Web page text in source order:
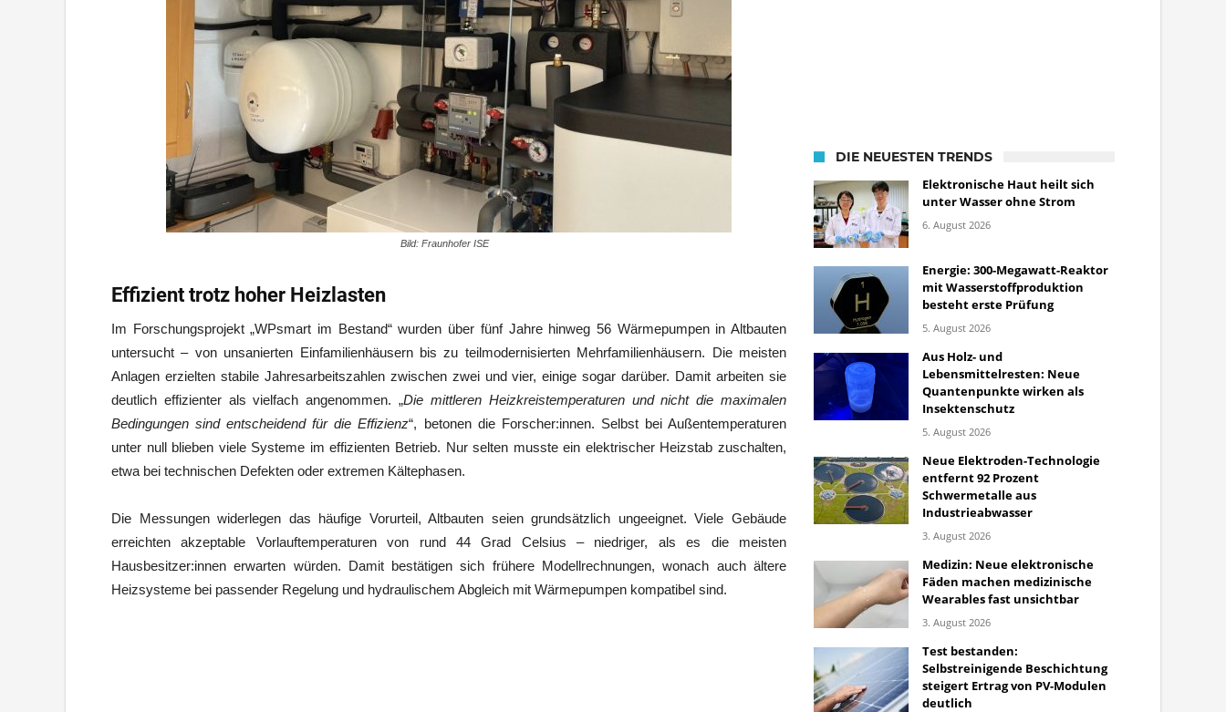
Bild: Fraunhofer ISE
Effizient trotz hoher Heizlasten
Im Forschungsprojekt „WPsmart im Bestand“ wurden über fünf Jahre hinweg 56 Wärmepumpen in Altbauten
untersucht – von unsanierten Einfamilienhäusern bis zu teilmodernisierten Mehrfamilienhäusern. Die meisten
Anlagen erzielten stabile Jahresarbeitszahlen zwischen zwei und vier, einige sogar darüber. Damit arbeiten sie
deutlich effizienter als vielfach angenommen. „Die mittleren Heizkreistemperaturen und nicht die maximalen
Bedingungen sind entscheidend für die Effizienz“, betonen die Forscher:innen. Selbst bei Außentemperaturen
unter null blieben viele Systeme im effizienten Betrieb. Nur selten musste ein elektrischer Heizstab zuschalten,
etwa bei technischen Defekten oder extremen Kältephasen.
Die Messungen widerlegen das häufige Vorurteil, Altbauten seien grundsätzlich ungeeignet. Viele Gebäude
erreichten akzeptable Vorlauftemperaturen von rund 44 Grad Celsius – niedriger, als es die meisten
Hausbesitzer:innen erwarten würden. Damit bestätigen sich frühere Modellrechnungen, wonach auch ältere
Heizsysteme bei passender Regelung und hydraulischem Abgleich mit Wärmepumpen kompatibel sind.
DIE NEUESTEN TRENDS
Elektronische Haut heilt sich
unter Wasser ohne Strom
6. August 2026
Energie: 300-Megawatt-Reaktor
mit Wasserstoffproduktion
besteht erste Prüfung
5. August 2026
Aus Holz- und
Lebensmittelresten: Neue
Quantenpunkte wirken als
Insektenschutz
5. August 2026
Neue Elektroden-Technologie
entfernt 92 Prozent
Schwermetalle aus
Industrieabwasser
3. August 2026
Medizin: Neue elektronische
Fäden machen medizinische
Wearables fast unsichtbar
3. August 2026
Test bestanden:
Selbstreinigende Beschichtung
steigert Ertrag von PV-Modulen
deutlich